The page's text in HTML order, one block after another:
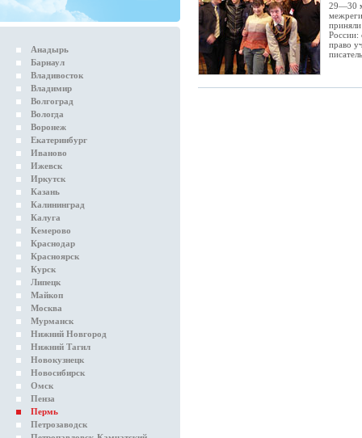
Анадырь
Барнаул
Владивосток
Владимир
Волгоград
Вологда
Воронеж
Екатеринбург
Иваново
Ижевск
Иркутск
Казань
Калининград
Калуга
Кемерово
Краснодар
Красноярск
Курск
Липецк
Майкоп
Москва
Мурманск
Нижний Новгород
Нижний Тагил
Новокузнецк
Новосибирск
Омск
Пенза
Пермь
Петрозаводск
29—30
России:
право